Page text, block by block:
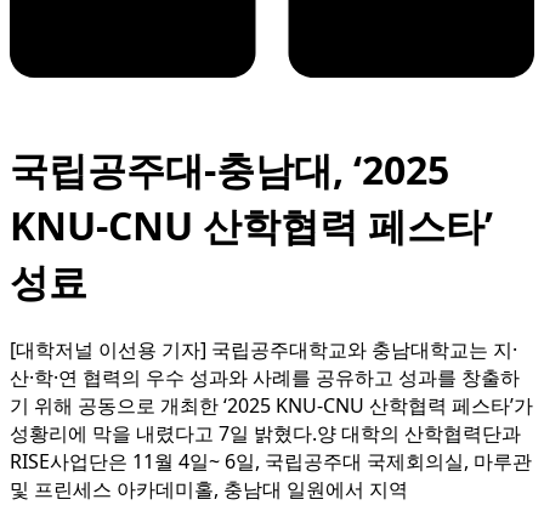
국립공주대-충남대, ‘2025
KNU-CNU 산학협력 페스타’
성료
[대학저널 이선용 기자] 국립공주대학교와 충남대학교는 지·
산·학·연 협력의 우수 성과와 사례를 공유하고 성과를 창출하
기 위해 공동으로 개최한 ‘2025 KNU-CNU 산학협력 페스타’가
성황리에 막을 내렸다고 7일 밝혔다.양 대학의 산학협력단과
RISE사업단은 11월 4일~ 6일, 국립공주대 국제회의실, 마루관
및 프린세스 아카데미홀, 충남대 일원에서 지역